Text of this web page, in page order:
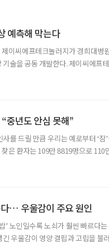
예측해 막는다
이씨에프테크놀러지가 경희대병
제이씨에프테크놀러지는 보건복지부
중년도 안심 못해”
를 드릴 만큼 우리는 예로부터 ‘잠
은 환자는 109만 8819명으로 110
다… 우울감이 주요 원인
’ 노인일수록 노쇠가 훨씬 빠르다
우울감이 영양 결핍과 고립을 불